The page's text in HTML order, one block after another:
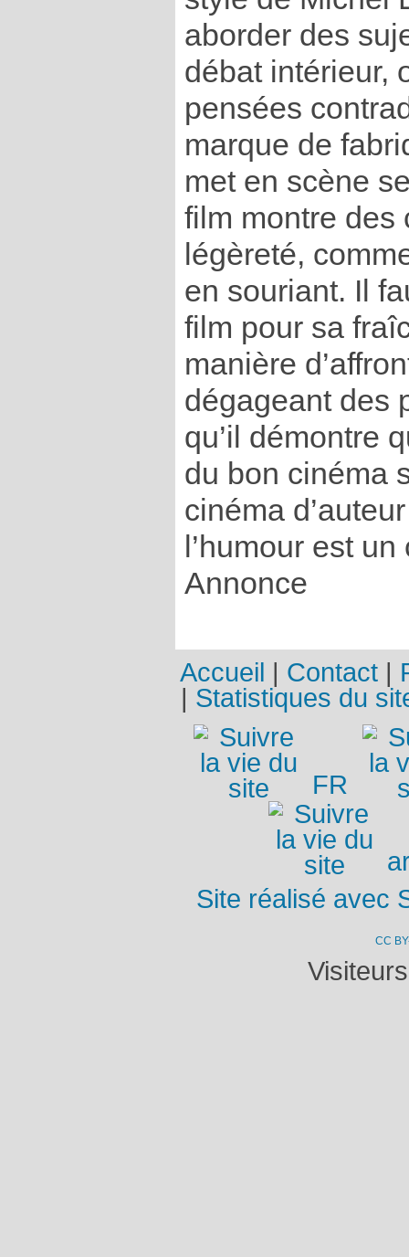
aborder des
débat intérieur,
pensées
marque de
met en scène
film montre des
légèreté,
en souriant. Il
film pour sa
manière
dégageant des
qu’il démontre
du bon cinéma
cinéma
l’humour est
Annonce
Accueil | Contact |
| Statistiques du
FR
Site réalisé avec
CC